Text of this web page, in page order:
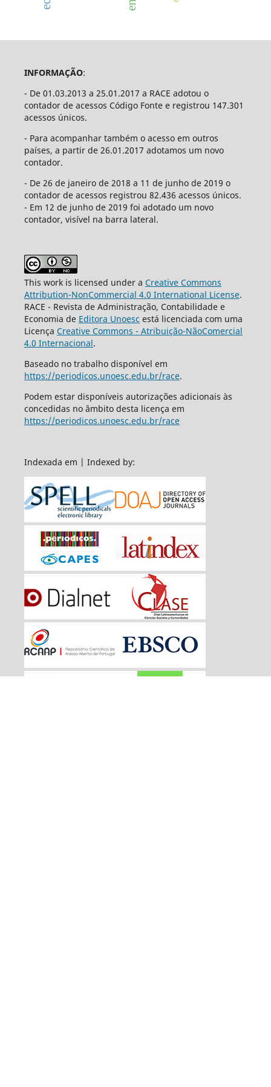
INFORMAÇÃO:
- De 01.03.2013 a 25.01.2017 a RACE adotou o
contador de acessos Código Fonte e registrou 147.301
acessos únicos.
- Para acompanhar também o acesso em outros
países, a partir de 26.01.2017 adotamos um novo
contador.
- De 26 de janeiro de 2018 a 11 de junho de 2019 o
contador de acessos registrou 82.436 acessos únicos.
- Em 12 de junho de 2019 foi adotado um novo
contador, visível na barra lateral.
This work is licensed under a Creative Commons
Attribution-NonCommercial 4.0 International License.
RACE - Revista de Administração, Contabilidade e
Economia de Editora Unoesc está licenciada com uma
Licença Creative Commons - Atribuição-NãoComercial
4.0 Internacional.
Baseado no trabalho disponível em
https://periodicos.unoesc.edu.br/race.
Podem estar disponíveis autorizações adicionais às
concedidas no âmbito desta licença em
https://periodicos.unoesc.edu.br/race
Indexada em | Indexed by: